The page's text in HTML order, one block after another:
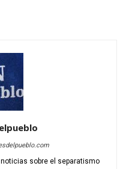
sobre el separatismo